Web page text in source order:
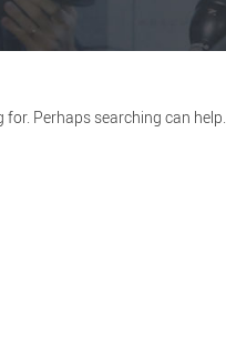
for. Perhaps searching can help.